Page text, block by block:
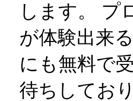
します。 プ
が体験出来
にも無料で
待ちしてお